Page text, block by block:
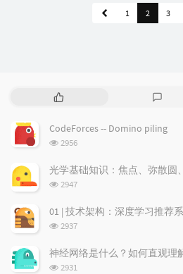
1 2 3
P
p
u
a
r
r
t
c
l
e
t
m
n
CodeForces -- Domino piling
浏
次
数:
2956
光学基础知识：焦点、弥散圆
浏
次
数:
2947
01 | 技术架构：深度学习推荐
浏
次
数:
2937
浏
2931